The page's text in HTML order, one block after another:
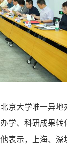
京大学唯一异
学、科研成果转
表示，上海、深